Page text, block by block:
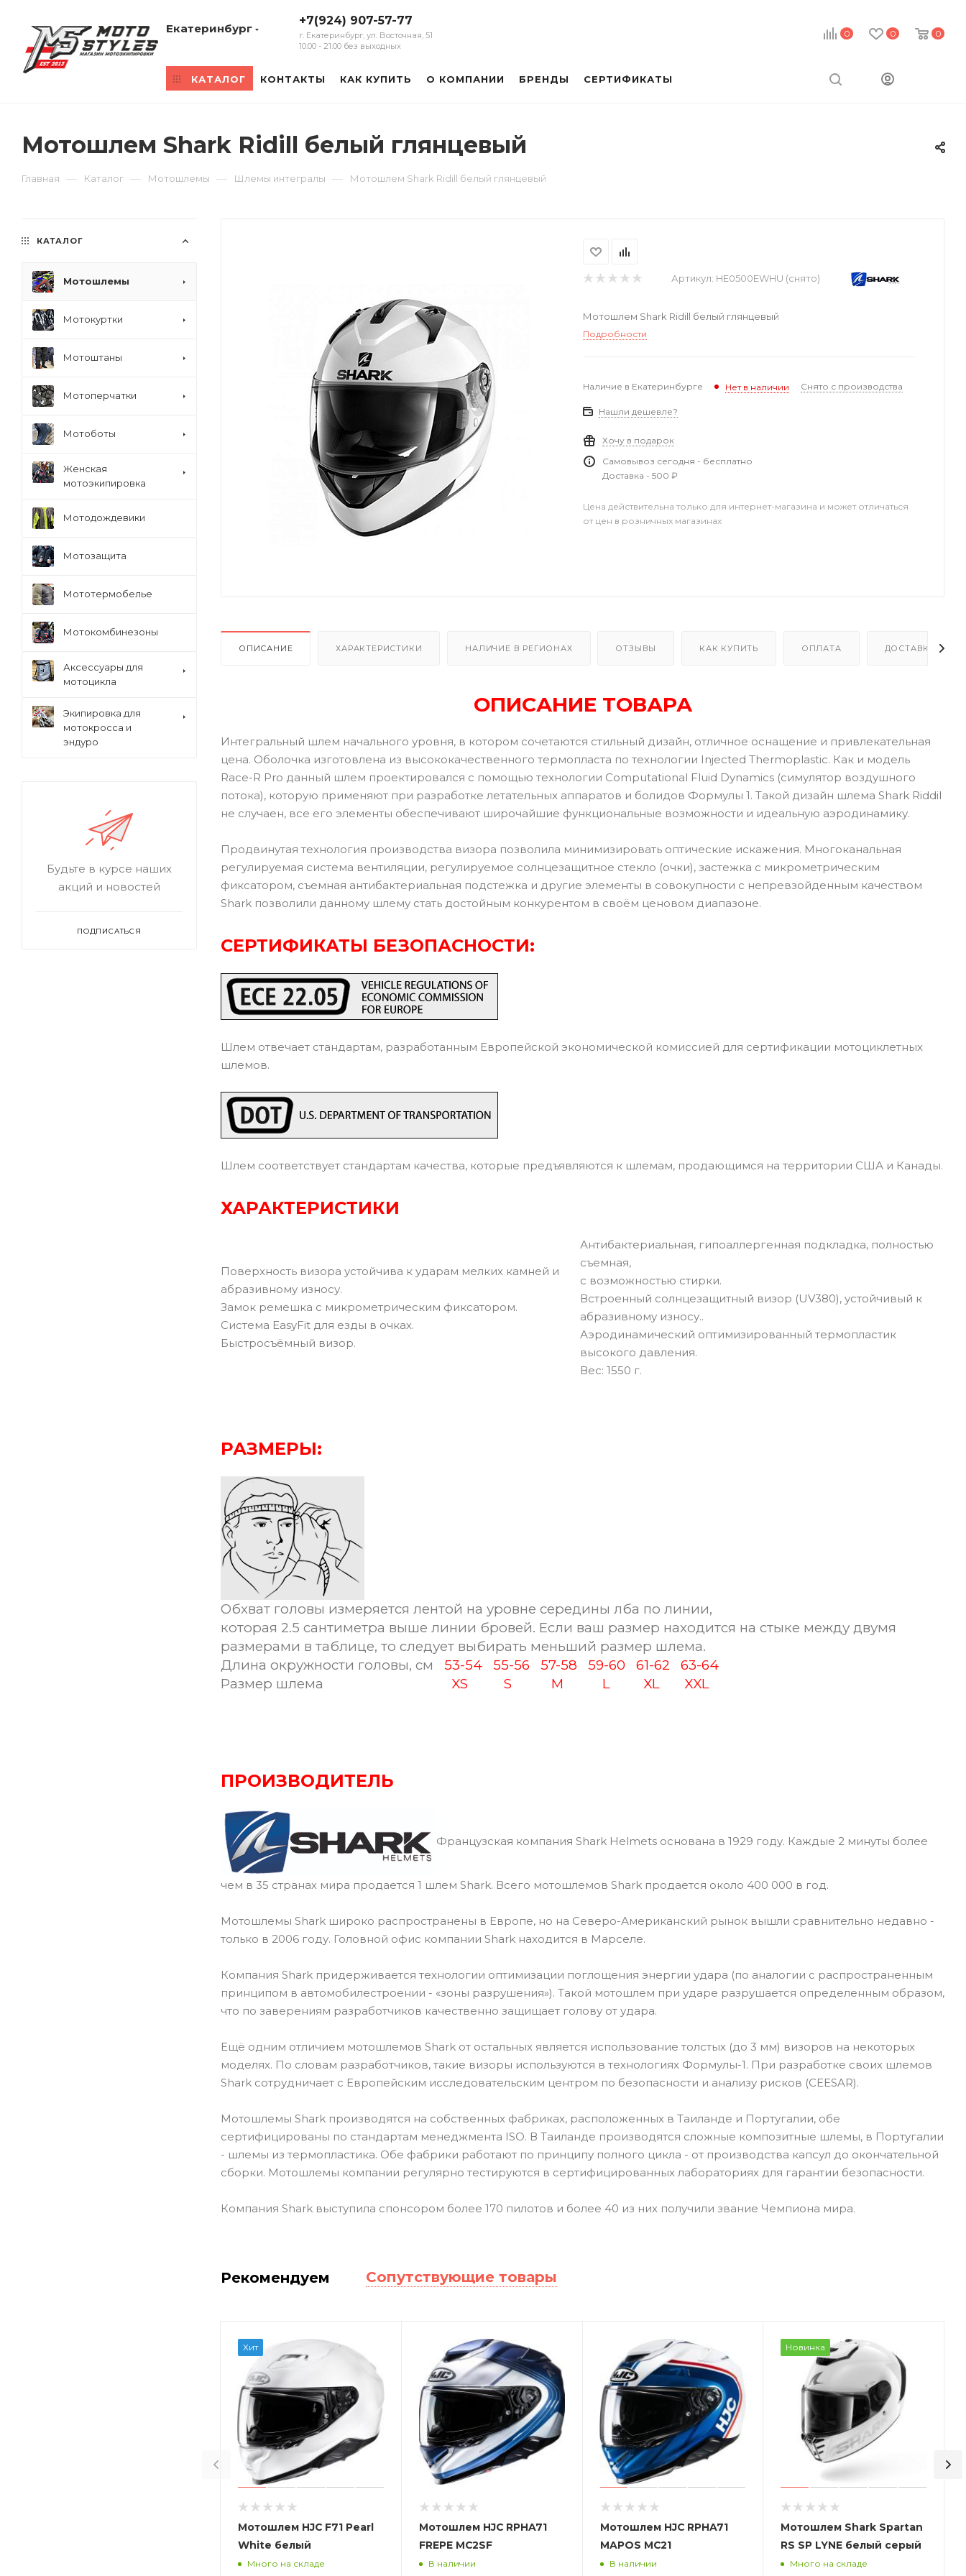
0 0 0
Екатеринбург
+7(924) 907-57-77
г. Екатеринбург, ул. Восточная, 51
10:00 - 21:00 без выходных
КАТАЛОГ КОНТАКТЫ КАК КУПИТЬ О КОМПАНИИ БРЕНДЫ СЕРТИФИКАТЫ
Мотошлем Shark Ridill белый глянцевый
Главная — Каталог — Мотошлемы — Шлемы интегралы — Мотошлем Shark Ridill белый глянцевый
Артикул: HE0500EWHU (снято)
Мотошлем Shark Ridill белый глянцевый
Подробности
Наличие в Екатеринбурге Нет в наличии Снято с производства
Нашли дешевле?
Хочу в подарок
Самовывоз сегодня - бесплатно
Доставка - 500 ₽
Цена действительна только для интернет-магазина и может отличаться
от цен в розничных магазинах
ОПИСАНИЕ ХАРАКТЕРИСТИКИ НАЛИЧИЕ В РЕГИОНАХ ОТЗЫВЫ КАК КУПИТЬ ОПЛАТА ДОСТАВКА
ОПИСАНИЕ ТОВАРА
Интегральный шлем начального уровня, в котором сочетаются стильный дизайн, отличное оснащение и привлекательная
цена. Оболочка изготовлена из высококачественного термопласта по технологии Injected Thermoplastic. Как и модель
Race-R Pro данный шлем проектировался с помощью технологии Computational Fluid Dynamics (симулятор воздушного
потока), которую применяют при разработке летательных аппаратов и болидов Формулы 1. Такой дизайн шлема Shark Riddil
не случаен, все его элементы обеспечивают широчайшие функциональные возможности и идеальную аэродинамику.
Продвинутая технология производства визора позволила минимизировать оптические искажения. Многоканальная
регулируемая система вентиляции, регулируемое солнцезащитное стекло (очки), застежка с микрометрическим
фиксатором, съемная антибактериальная подстежка и другие элементы в совокупности с непревзойденным качеством
Shark позволили данному шлему стать достойным конкурентом в своём ценовом диапазоне.
СЕРТИФИКАТЫ БЕЗОПАСНОСТИ:
Шлем отвечает стандартам, разработанным Европейской экономической комиссией для сертификации мотоциклетных
шлемов.
Шлем соответствует стандартам качества, которые предъявляются к шлемам, продающимся на территории США и Канады.
ХАРАКТЕРИСТИКИ
Поверхность визора устойчива к ударам мелких камней и
абразивному износу.
Замок ремешка с микрометрическим фиксатором.
Cистема EasyFit для езды в очках.
Быстросъёмный визор.
Антибактериальная, гипоаллергенная подкладка, полностью
съемная,
с возможностью стирки.
Встроенный солнцезащитный визор (UV380), устойчивый к
абразивному износу..
Аэродинамический оптимизированный термопластик
высокого давления.
Вec: 1550 г.
РАЗМЕРЫ:
Обхват головы измеряется лентой на уровне середины лба по линии,
которая 2.5 сантиметра выше линии бровей. Если ваш размер находится на стыке между двумя
размерами в таблице, то следует выбирать меньший размер шлема.
Длина окружности головы, см
53-54 55-56 57-58 59-60 61-62 63-64
Размер шлема
XS S M L XL XXL
ПРОИЗВОДИТЕЛЬ
Французская компания Shark Helmets основана в 1929 году. Каждые 2 минуты более
чем в 35 странах мира продается 1 шлем Shark. Всего мотошлемов Shark продается около 400 000 в год.
Мотошлемы Shark широко распространены в Европе, но на Северо-Американский рынок вышли сравнительно недавно -
только в 2006 году. Головной офис компании Shark находится в Марселе.
Компания Shark придерживается технологии оптимизации поглощения энергии удара (по аналогии с распространенным
принципом в автомобилестроении - «зоны разрушения»). Такой мотошлем при ударе разрушается определенным образом,
что по заверениям разработчиков качественно защищает голову от удара.
Ещё одним отличием мотошлемов Shark от остальных является использование толстых (до 3 мм) визоров на некоторых
моделях. По словам разработчиков, такие визоры используются в технологиях Формулы-1. При разработке своих шлемов
Shark сотрудничает с Европейским исследовательским центром по безопасности и анализу рисков (CEESAR).
Мотошлемы Shark производятся на собственных фабриках, расположенных в Таиланде и Португалии, обе
сертифицированы по стандартам менеджмента ISO. В Таиланде производятся сложные композитные шлемы, в Португалии
- шлемы из термопластика. Обе фабрики работают по принципу полного цикла - от производства капсул до окончательной
сборки. Мотошлемы компании регулярно тестируются в сертифицированных лабораториях для гарантии безопасности.
Компания Shark выступила спонсором более 170 пилотов и более 40 из них получили звание Чемпиона мира.
Рекомендуем Сопутствующие товары
Хит
Мотошлем HJC F71 Pearl
White белый
Много на складе
Мотошлем HJC RPHA71
FREPE MC2SF
В наличии
Мотошлем HJC RPHA71
MAPOS MC21
В наличии
Новинка
Мотошлем Shark Spartan
RS SP LYNE белый серый
Много на складе
КАТАЛОГ
Мотошлемы
Мотокуртки
Мотоштаны
Мотоперчатки
Мотоботы
Женская
мотоэкипировка
Мотодождевики
Мотозащита
Мототермобелье
Мотокомбинезоны
Аксессуары для
мотоцикла
Экипировка для
мотокросса и
эндуро
Будьте в курсе наших
акций и новостей
ПОДПИСАТЬСЯ